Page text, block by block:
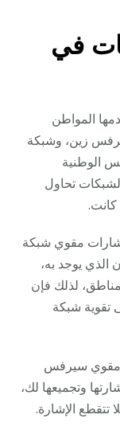
في
المواطن
زين، وشبكة
الوطنية
تحاول
كانت.
مقوي شبكة
يوجد به،
لذلك فإن
تقوية شبكة
مقوي سيرفس
وتجميعها لك،
تتقطع الإشارة.